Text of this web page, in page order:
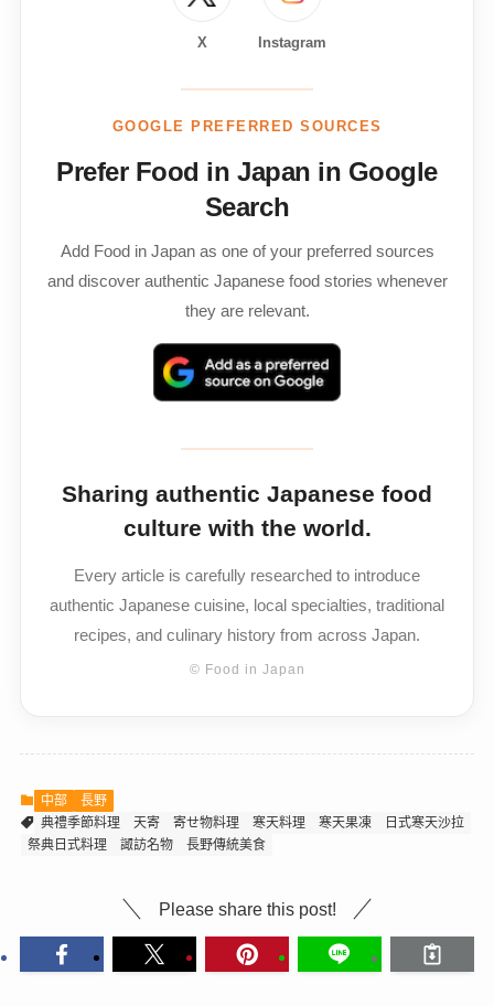
X Instagram
GOOGLE PREFERRED SOURCES
Prefer Food in Japan in Google
Search
Add Food in Japan as one of your preferred sources
and discover authentic Japanese food stories whenever
they are relevant.
Sharing authentic Japanese food
culture with the world.
Every article is carefully researched to introduce
authentic Japanese cuisine, local specialties, traditional
recipes, and culinary history from across Japan.
© Food in Japan
中部
長野
典禮季節料理
天寄 寄せ物料理 寒天料理 寒天果凍
日式寒天沙拉
祭典日式料理
諏訪名物 長野傳統美食
Please share this post!